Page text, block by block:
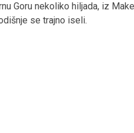
Goru nekoliko hiljada, iz
se trajno iseli.